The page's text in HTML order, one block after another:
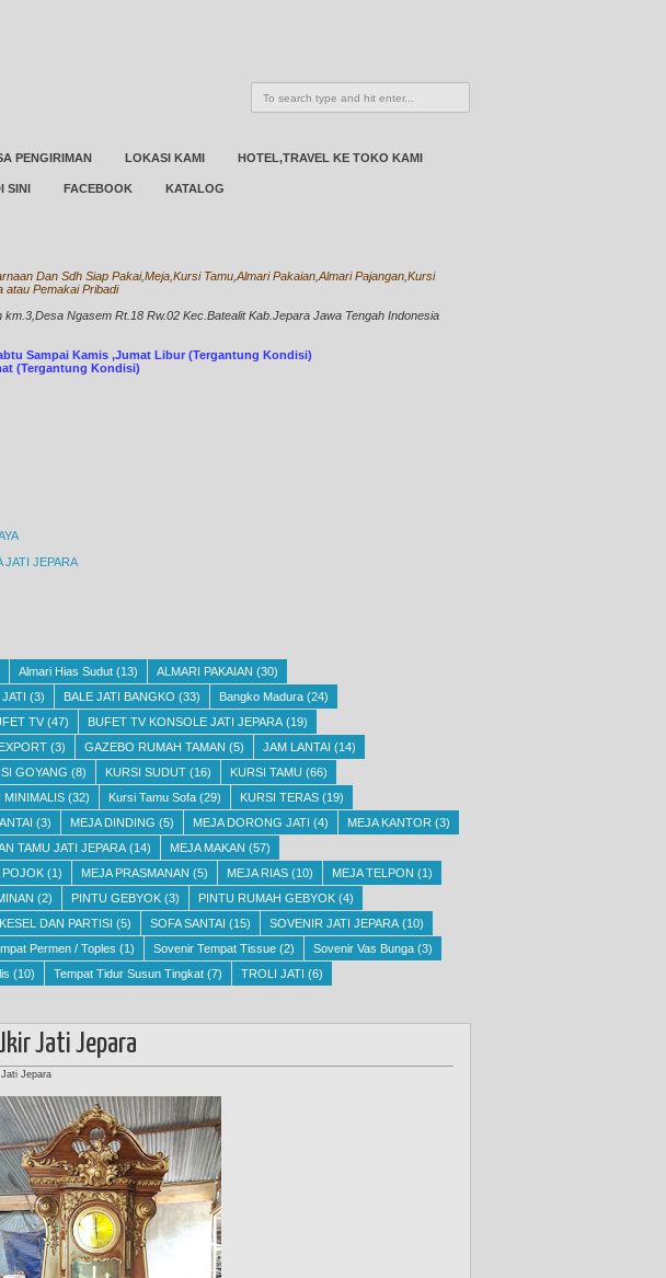
PENGIRIMAN LOKASI KAMI HOTEL,TRAVEL KE TOKO KAMI
SINI FACEBOOK KATALOG
Dan Sdh Siap Pakai,Meja,Kursi Tamu,Almari Pakaian,Almari Pajangan,Kursi
atau Pemakai Pribadi
Ngasem Rt.18 Rw.02 Kec.Batealit Kab.Jepara Jawa Tengah Indonesia
Sampai Kamis ,Jumat Libur (Tergantung Kondisi)
(Tergantung Kondisi)
JATI JEPARA
Almari Hias Sudut (13) ALMARI PAKAIAN (30)
(3) BALE JATI BANGKO (33) Bangko Madura (24)
TV (47) BUFET TV KONSOLE JATI JEPARA (19)
(3) GAZEBO RUMAH TAMAN (5) JAM LANTAI (14)
GOYANG (8) KURSI SUDUT (16) KURSI TAMU (66)
MINIMALIS (32) Kursi Tamu Sofa (29) KURSI TERAS (19)
(3) MEJA DINDING (5) MEJA DORONG JATI (4) MEJA KANTOR (3)
TAMU JATI JEPARA (14) MEJA MAKAN (57)
POJOK (1) MEJA PRASMANAN (5) MEJA RIAS (10) MEJA TELPON (1)
(2) PINTU GEBYOK (3) PINTU RUMAH GEBYOK (4)
DAN PARTISI (5) SOFA SANTAI (15) SOVENIR JATI JEPARA (10)
Permen / Toples (1) Sovenir Tempat Tissue (2) Sovenir Vas Bunga (3)
(10) Tempat Tidur Susun Tingkat (7) TROLI JATI (6)
Jati Jepara
Jepara